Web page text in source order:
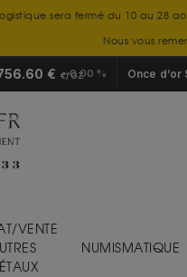
sera fermé du 10 au
Nous vous
€ €/OZ
0.00 % Once d’or
VENTE
NUMISMATIQUE